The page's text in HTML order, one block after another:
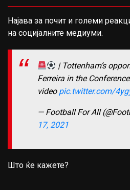
Најава за почит и големи
на социјалните медиуми.
| Tottenham’s
Ferreira in the
video pic.twitter.com/
— Football For All
17, 2021
Што ќе кажете?